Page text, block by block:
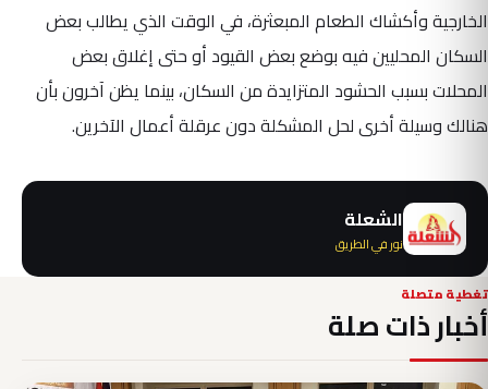
الخارجية وأكشاك الطعام المبعثرة، في الوقت الذي يطالب بعض
السكان المحليين فيه بوضع بعض القيود أو حتى إغلاق بعض
المحلات بسبب الحشود المتزايدة من السكان، بينما يظن آخرون بأن
هنالك وسيلة أخرى لحل المشكلة دون عرقلة أعمال الآخرين.
الشعلة
نور في الطريق
تغطية متصلة
أخبار ذات صلة